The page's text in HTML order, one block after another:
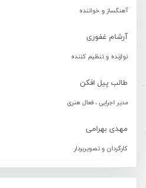
آهنگساز و خواننده
آرشام غفوری
نوازنده و تنظیم کننده
طالب پیل افکن
مدیر اجرایی ، فعال هنری
مهدی بهرامی
کارگردان و تصویربردار